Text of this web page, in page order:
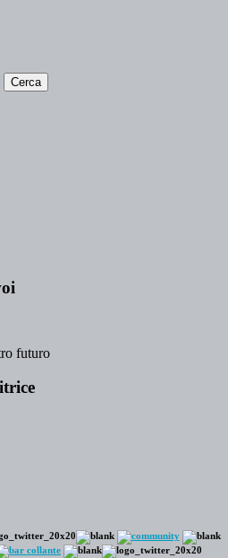
futuro